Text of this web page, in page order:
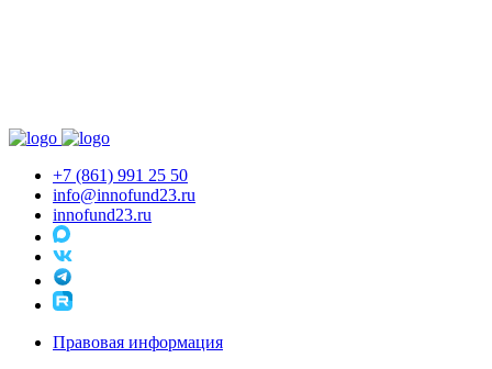
+7 (861) 991 25 50
info@innofund23.ru
innofund23.ru
Правовая информация